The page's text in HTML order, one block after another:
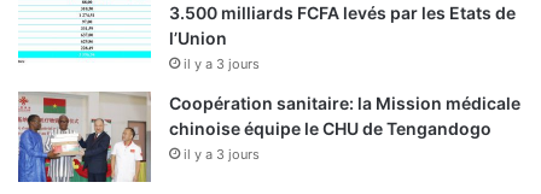
3.500 milliards FCFA levés par les Etats de
l’Union
il y a 3 jours
Coopération sanitaire: la Mission médicale
chinoise équipe le CHU de Tengandogo
il y a 3 jours